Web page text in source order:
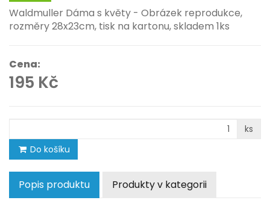
Waldmuller Dáma s květy - Obrázek reprodukce,
rozměry 28x23cm, tisk na kartonu, skladem 1ks
Cena:
195 Kč
ks
Do košíku
Popis produktu Produkty v kategorii